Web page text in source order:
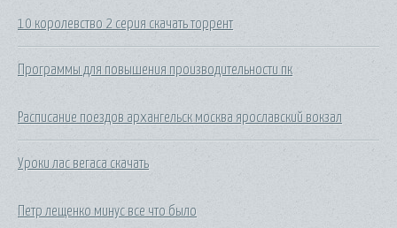
10 королевство 2 серия скачать торрент
Программы для повышения производительности пк
Расписание поездов архангельск москва ярославский вокзал
Уроки лас вегаса скачать
Петр лещенко минус все что было